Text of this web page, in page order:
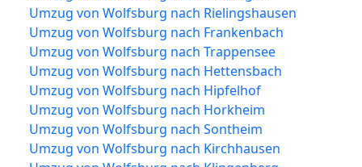
Umzug von Wolfsburg nach Rielingshausen
Umzug von Wolfsburg nach Frankenbach
Umzug von Wolfsburg nach Trappensee
Umzug von Wolfsburg nach Hettensbach
Umzug von Wolfsburg nach Hipfelhof
Umzug von Wolfsburg nach Horkheim
Umzug von Wolfsburg nach Sontheim
Umzug von Wolfsburg nach Kirchhausen